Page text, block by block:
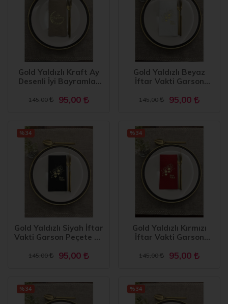
Gold Yaldızlı Kraft Ay
Desenli İyi Bayramlar
145,00 95,00
Gold Yaldızlı Beyaz
İftar Vakti Garson
145,00 95,00
Gold Yaldızlı Siyah İftar
Vakti Garson Peçete 16
145,00 95,00
%34
Gold Yaldızlı Kırmızı
İftar Vakti Garson
145,00 95,00
%34
%34 %34